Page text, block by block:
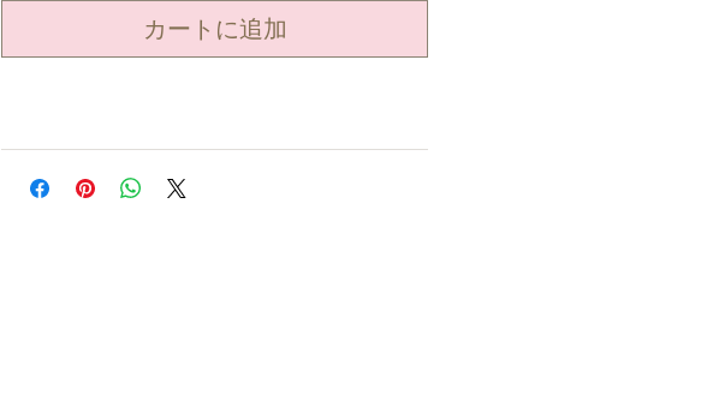
価
格
ル
価
カートに追加